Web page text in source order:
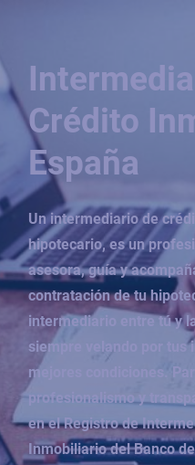
Crédito
España
Un intermediario de
hipotecario, es un
asesora, guía y
contratación de tu
intermediario entre tú y
siempre velando por tus
mejores condiciones.
profesionalismo y
en el Registro de
Inmobiliario del Banco